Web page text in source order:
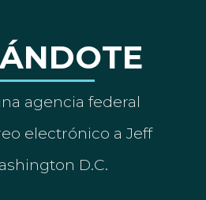
agencia federal
electrónico a Jeff
D.C.